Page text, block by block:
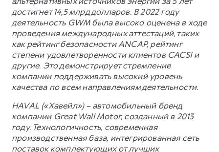
достигнет 14,5 млрд долларов. В 2022 году
деятельность GWM была высоко оценена в ходе
проведения международных аттестаций, таких
как рейтинг безопасности ANCAP, рейтинг
степени удовлетворенности клиентов CACSI и
другие. Это демонстрирует стремление
компании поддерживать высокий уровень
качества по всем направлениям деятельности.
HAVAL («Хавейл») – автомобильный бренд
компании Great Wall Motor, созданный в 2013
году. Технологичность, современная
производственная база, интегрированная сеть
поставок комплектующих от лучших